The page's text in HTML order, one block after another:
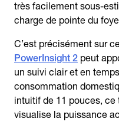
très facilement sous-
charge de pointe du
C’est précisément sur
PowerInsight 2 peut
un suivi clair et en
consommation
intuitif de 11 pouces,
visualise la puissance